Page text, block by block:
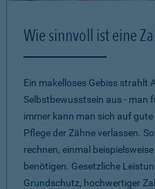
Wie sinnvoll ist eine
Ein makelloses Gebiss strahlt
Selbstbewusstsein aus - man
immer kann man sich auf
Pflege der Zähne verlassen.
rechnen, einmal
benötigen. Gesetzliche
Grundschutz, hochwertiger